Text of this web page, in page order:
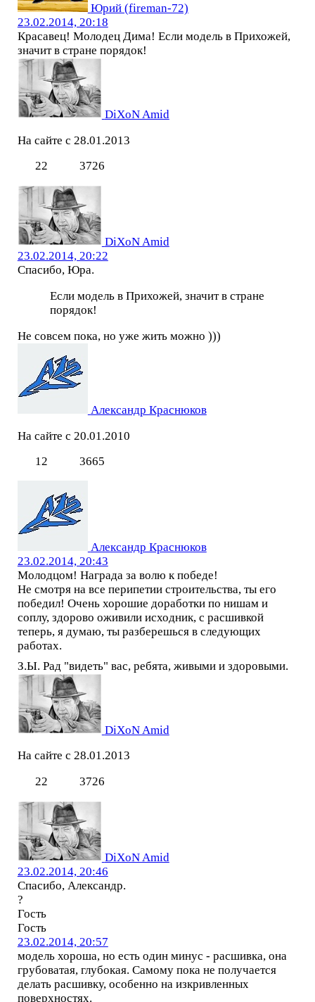
Юрий (fireman-72)
23.02.2014, 20:18
Красавец! Молодец Дима! Если модель в Прихожей,
значит в стране порядок!
DiXoN Amid
На сайте с 28.01.2013
22
3726
DiXoN Amid
23.02.2014, 20:22
Спасибо, Юра.
Если модель в Прихожей, значит в стране
порядок!
Не совсем пока, но уже жить можно )))
Александр Краснюков
На сайте с 20.01.2010
12
3665
Александр Краснюков
23.02.2014, 20:43
Молодцом! Награда за волю к победе!
Не смотря на все перипетии строительства, ты его
победил! Очень хорошие доработки по нишам и
соплу, здорово оживили исходник, с расшивкой
теперь, я думаю, ты разберешься в следующих
работах.
З.Ы. Рад "видеть" вас, ребята, живыми и здоровыми.
DiXoN Amid
На сайте с 28.01.2013
22
3726
DiXoN Amid
23.02.2014, 20:46
Спасибо, Александр.
?
Гость
Гость
23.02.2014, 20:57
модель хороша, но есть один минус - расшивка, она
грубоватая, глубокая. Самому пока не получается
делать расшивку, особенно на изкривленных
поверхностях.